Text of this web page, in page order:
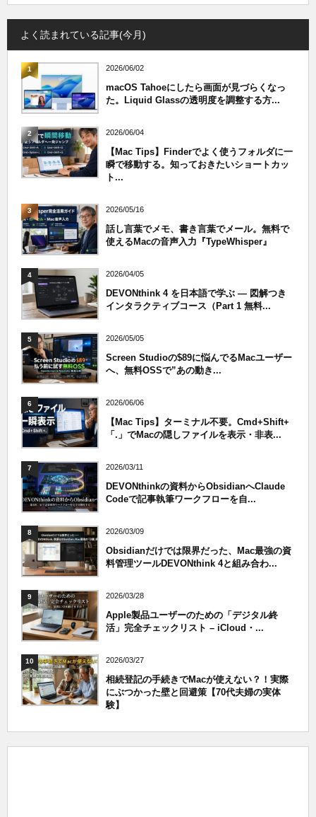
よく読まれている記事(今月)
1 2026/06/02
macOS Tahoeにしたら画面が見づらくなっ
た。Liquid Glassの透明度を調整する方...
2 2026/06/04
【Mac Tips】Finderでよく使うフォルダに一
瞬で移動する。知っておきたいショートカッ
ト...
3 2026/05/16
話し言葉でメモ、書き言葉でメール。無料で
使えるMacの音声入力『TypeWhisper』
4 2026/04/05
DEVONthink 4 を日本語で学ぶ — 図解つき
インタラクティブコース（Part 1 無料...
5 2026/05/05
Screen Studioの$89に悩んでるMacユーザー
へ、無料OSSで”あの動き...
6 2026/06/06
【Mac Tips】ターミナル不要。Cmd+Shift+
「.」でMacの隠しファイルを表示・非表...
7 2026/03/11
DEVONthinkの資料からObsidianへClaude
Codeで記事執筆ワークフローを自...
8 2026/03/09
Obsidianだけでは限界だった、Mac最強の資
料管理ツールDEVONthink 4と組み合わ...
9 2026/03/28
Apple製品ユーザーのための「デジタル終
活」完全チェックリスト – iCloud・...
10 2026/03/27
相続登記の手続きでMacが使えない？！実際
にぶつかった壁と回避策【70代夫婦の実体
験】